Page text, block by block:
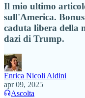
Il mio ultimo
sull'America.
caduta libera della
dazi di Trump.
Enrica Nicoli Aldini
apr 09, 2025
Ascolta